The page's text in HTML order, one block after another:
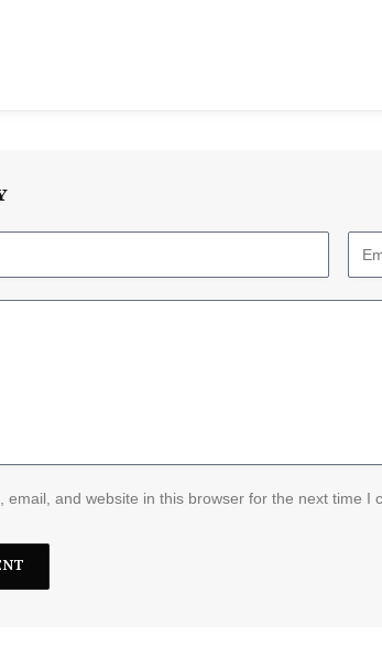
email, and website in this browser for the next time I